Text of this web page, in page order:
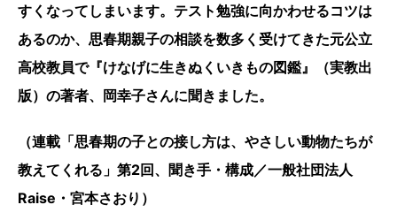
すくなってしまいます。テスト勉強に向かわせるコツは
あるのか、思春期親子の相談を数多く受けてきた元公立
高校教員で『けなげに生きぬくいきもの図鑑』（実教出
版）の著者、岡幸子さんに聞きました。
（連載「思春期の子との接し方は、やさしい動物たちが
教えてくれる」第2回、聞き手・構成／一般社団法人
Raise・宮本さおり）